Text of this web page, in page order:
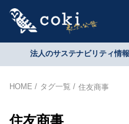
法人のサステナビリティ情
HOME タグ一覧 住友商事
住友商事